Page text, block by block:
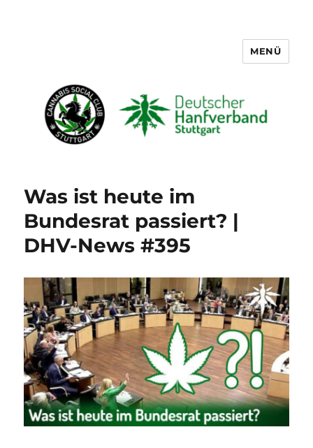
Cannabis Social Club Stuttgart
MENÜ
Was ist heute im
Bundesrat passiert? |
DHV-News #395